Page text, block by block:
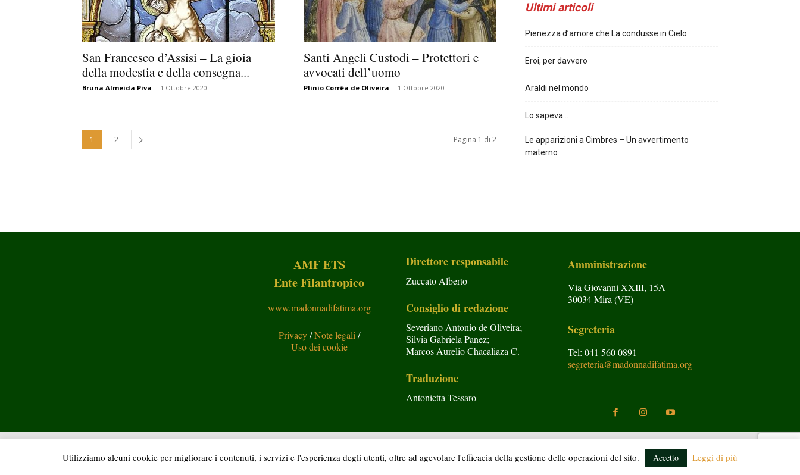
San Francesco d’Assisi – La gioia
della modestia e della consegna...
Bruna Almeida Piva - 1 Ottobre 2020
Santi Angeli Custodi – Protettori e
avvocati dell’uomo
Plinio Corrêa de Oliveira - 1 Ottobre 2020
1 2 Pagina 1 di 2
Ultimi articoli
Pienezza d’amore che La condusse in Cielo
Eroi, per davvero
Araldi nel mondo
Lo sapeva…
Le apparizioni a Cimbres – Un avvertimento
materno
AMF ETS
Ente Filantropico
www.madonnadifatima.org
Privacy/Note legali/
Uso dei cookie
Direttore responsabile
Zuccato Alberto
Consiglio di redazione
Severiano Antonio de Oliveira;
Silvia Gabriela Panez;
Marcos Aurelio Chacaliaza C.
Traduzione
Antonietta Tessaro
Amministrazione
Via Giovanni XXIII, 15A -
30034 Mira (VE)
Segreteria
Tel: 041 560 0891
segreteria@madonnadifatima.org
Si autorizza la divulgazione citando la fonte
Utilizziamo alcuni cookie per migliorare i contenuti, i servizi e l'esperienza degli utenti, oltre ad agevolare l'efficacia della gestione delle operazioni del sito. Accetto Leggi di più